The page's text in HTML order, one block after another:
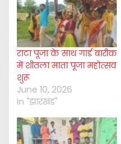
राटा पूजा के साथ गार्ड बारीक
में शीतला माता पूजा महोत्सव
शुरू
June 10, 2026
In "झारखंड"